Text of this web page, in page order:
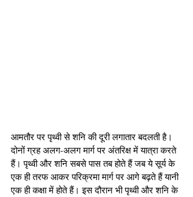
आमतौर पर पृथ्वी से शनि की दूरी लगातार बदलती है।
दोनों ग्रह अलग-अलग मार्ग पर अंतरिक्ष में यात्रा करते
हैं। पृथ्वी और शनि सबसे पास तब होते हैं जब ये सूर्य के
एक ही तरफ आकर परिक्रमा मार्ग पर आगे बढ़ते हैं यानी
एक ही कक्षा में होते हैं। इस दौरान भी पृथ्वी और शनि के